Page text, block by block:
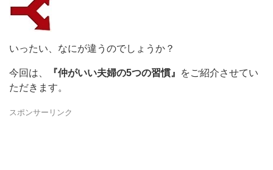
いったい、なにが違うのでしょうか？
今回は、 『仲がいい夫婦の5つの習慣』
をご紹介させてい
ただきます。
スポンサーリンク